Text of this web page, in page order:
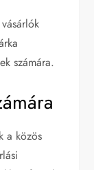
számára.
a közös